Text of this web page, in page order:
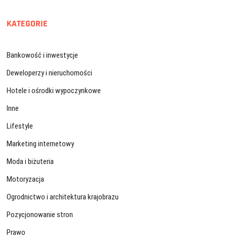
KATEGORIE
Bankowość i inwestycje
Deweloperzy i nieruchomości
Hotele i ośrodki wypoczynkowe
Inne
Lifestyle
Marketing internetowy
Moda i biżuteria
Motoryzacja
Ogrodnictwo i architektura krajobrazu
Pozycjonowanie stron
Prawo